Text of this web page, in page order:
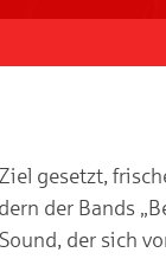
gesetzt,
der Bands
der sich